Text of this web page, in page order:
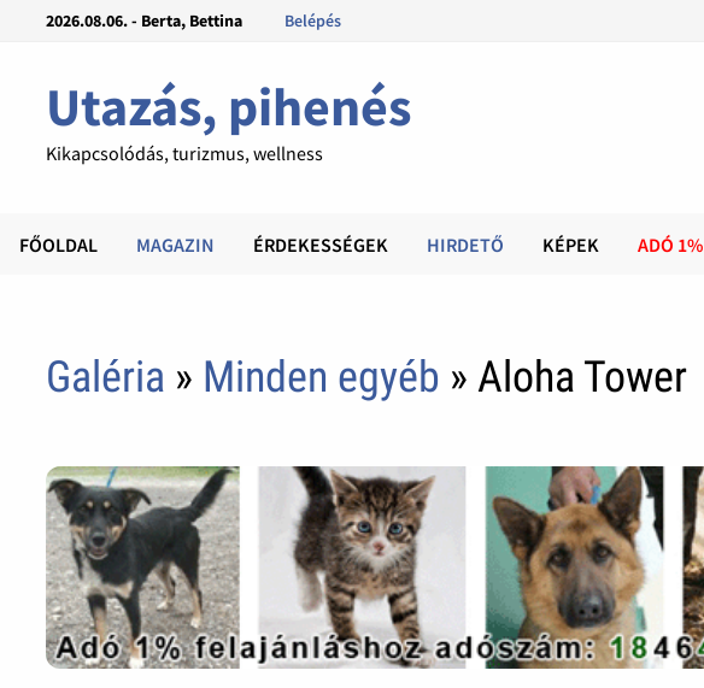
2026.08.06. - Berta, Bettina Belépés
Utazás, pihenés
Kikapcsolódás, turizmus, wellness
FŐOLDAL MAGAZIN ÉRDEKESSÉGEK HIRDETŐ KÉPEK ADÓ 1%
Galéria » Minden egyéb » Aloha Tower